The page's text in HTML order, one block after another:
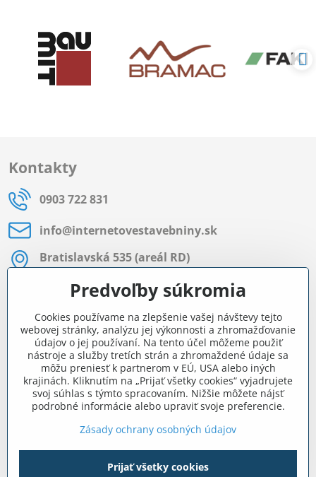
Kontakty
0903 722 831
info​@internetovestavebniny​.sk
Bratislavská 535 (areál RD)
Most pri Bratislave
Pon - Pia 8:00 - 11:30 a 12:15 - 15:30
Facebook
Navigácia
Všetko o nákupe
©2026Copyright
Predvoľby súkromia
Cookies používame na zlepšenie vašej návštevy tejto
webovej stránky, analýzu jej výkonnosti a zhromažďovanie
údajov o jej používaní. Na tento účel môžeme použiť
nástroje a služby tretích strán a zhromaždené údaje sa
môžu preniesť k partnerom v EÚ, USA alebo iných
krajinách. Kliknutím na „Prijať všetky cookies“ vyjadrujete
svoj súhlas s týmto spracovaním. Nižšie môžete nájsť
podrobné informácie alebo upraviť svoje preferencie.
Zásady ochrany osobných údajov
Prijať všetky cookies